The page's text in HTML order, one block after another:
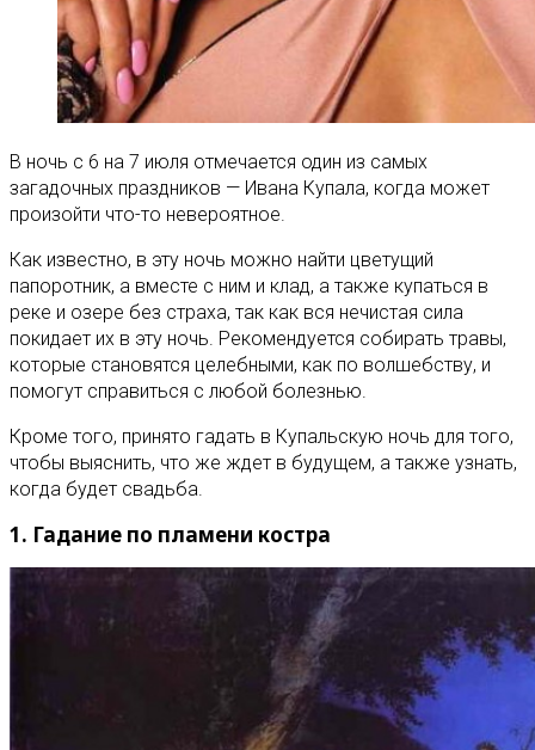
В ночь с 6 на 7 июля отмечается один из самых
загадочных праздников — Ивана Купала, когда может
произойти что-то невероятное.
Как известно, в эту ночь можно найти цветущий
папоротник, а вместе с ним и клад, а также купаться в
реке и озере без страха, так как вся нечистая сила
покидает их в эту ночь. Рекомендуется собирать травы,
которые становятся целебными, как по волшебству, и
помогут справиться с любой болезнью.
Кроме того, принято гадать в Купальскую ночь для того,
чтобы выяснить, что же ждет в будущем, а также узнать,
когда будет свадьба.
1. Гадание по пламени костра